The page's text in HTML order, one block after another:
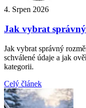
4. Srpen 2026
Jak vybrat
Jak vybrat správný
schválené údaje a jak
kategorii.
Celý článek